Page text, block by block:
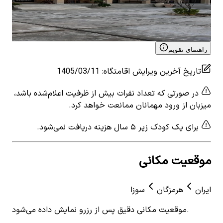
۴٬۰۰۰٬۰۰۰تومان
View details for اقامتگاه بومگردی نزدیک ساحل در سوزا -
باد
راهنمای تقویم
تاریخ آخرین ویرایش اقامتگاه:
1405/03/11
در صورتی که تعداد نفرات بیش از ظرفیت اعلام‌شده باشد،
میزبان از ورود مهمانان ممانعت خواهد کرد.
برای یک کودک زیر ۵ سال هزینه دریافت نمی‌شود.
موقعیت مکانی
ایران هرمزگان
سوزا
موقعیت مکانی دقیق پس از رزرو نمایش داده می‌شود.